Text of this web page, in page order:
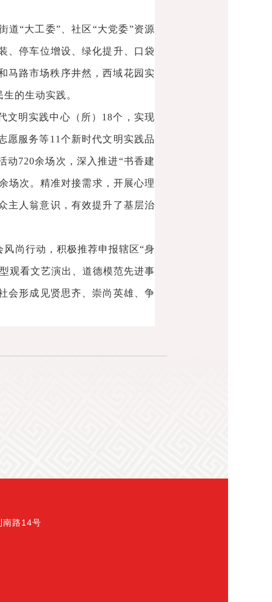
道“大工委”、社区“大党委”资源
、停车位增设、绿化提升、口袋
马路市场秩序井然，西域花园实
的生动实践。
文明实践中心（所）18个，实现
愿服务等11个新时代文明实践品
动720余场次，深入推进“书香建
场次。精准对接需求，开展心理
主人翁意识，有效提升了基层治
尚行动，积极推荐申报辖区“身
观看文艺演出、道德模范先进事
会形成见贤思齐、崇尚英雄、争
南路14号